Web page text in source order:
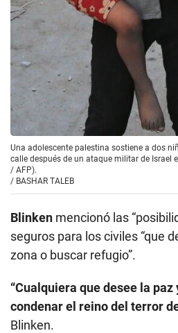
Una adolescente palestina sostiene a dos
calle después de un ataque militar de Israel
/ AFP).
/ BASHAR TALEB
Blinken mencionó las
seguros para los civiles “que
zona o buscar refugio”.
“Cualquiera que desee la
condenar el reino del terror
Blinken.